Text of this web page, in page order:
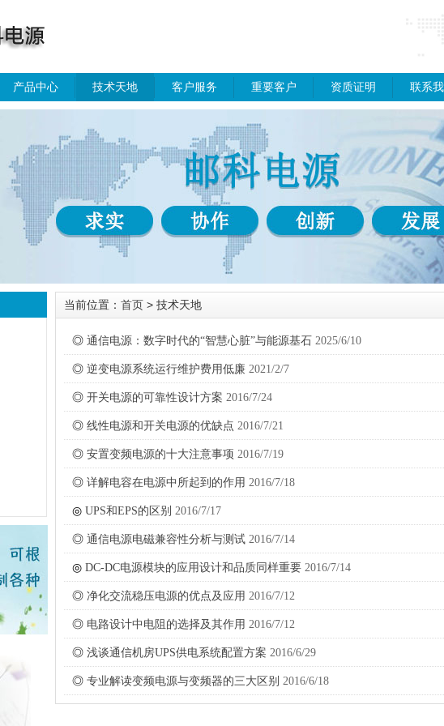
产品中心 技术天地 客户服务 重要客户 资质证明 联系
当前位置： 首页 > 技术天地
◎ 通信电源：数字时代的“智慧心脏”与能源基石 2025/6/10
◎ 逆变电源系统运行维护费用低廉 2021/2/7
◎ 开关电源的可靠性设计方案 2016/7/24
◎ 线性电源和开关电源的优缺点 2016/7/21
◎ 安置变频电源的十大注意事项 2016/7/19
◎ 详解电容在电源中所起到的作用 2016/7/18
◎ UPS和EPS的区别 2016/7/17
◎ 通信电源电磁兼容性分析与测试 2016/7/14
◎ DC-DC电源模块的应用设计和品质同样重要 2016/7/14
◎ 净化交流稳压电源的优点及应用 2016/7/12
◎ 电路设计中电阻的选择及其作用 2016/7/12
◎ 浅谈通信机房UPS供电系统配置方案 2016/6/29
◎ 专业解读变频电源与变频器的三大区别 2016/6/18